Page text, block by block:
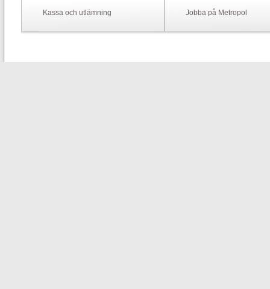
Kassa och utlämning
Jobba på Metropol